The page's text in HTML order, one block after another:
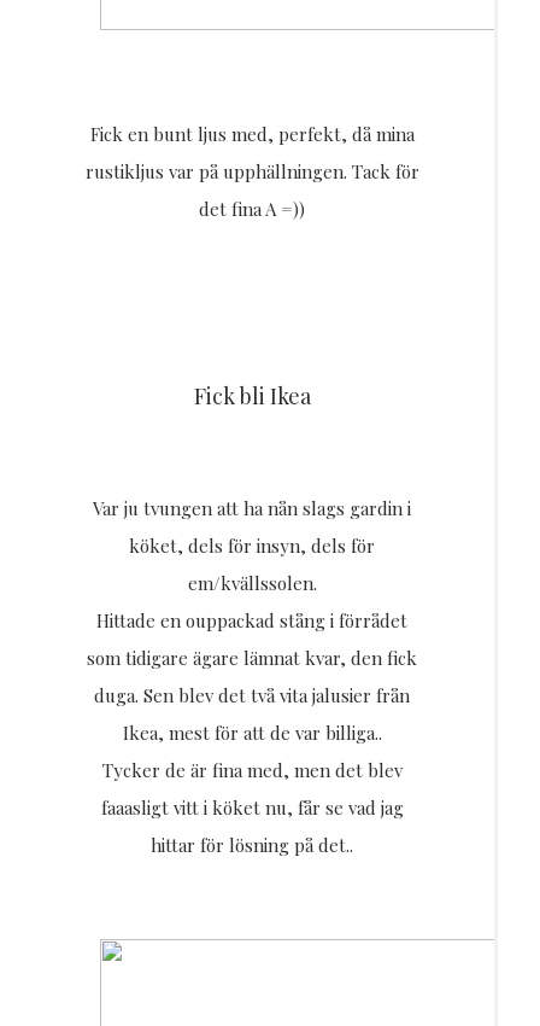
Fick en bunt ljus med, perfekt, då mina
rustikljus var på upphällningen. Tack för
det fina A =))
Fick bli Ikea
Var ju tvungen att ha nån slags gardin i
köket, dels för insyn, dels för
em/kvällssolen.
Hittade en ouppackad stång i förrådet
som tidigare ägare lämnat kvar, den fick
duga. Sen blev det två vita jalusier från
Ikea, mest för att de var billiga..
Tycker de är fina med, men det blev
faaasligt vitt i köket nu, får se vad jag
hittar för lösning på det..